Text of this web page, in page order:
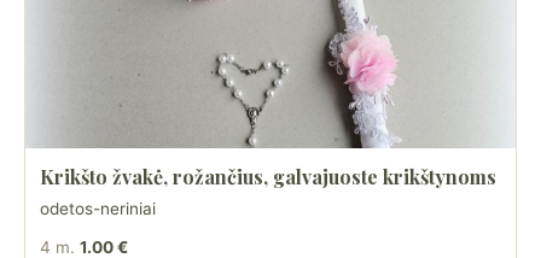
Krikšto žvakė, rožančius, galvajuoste krikštynoms
odetos-neriniai
4 m. 1.00 €